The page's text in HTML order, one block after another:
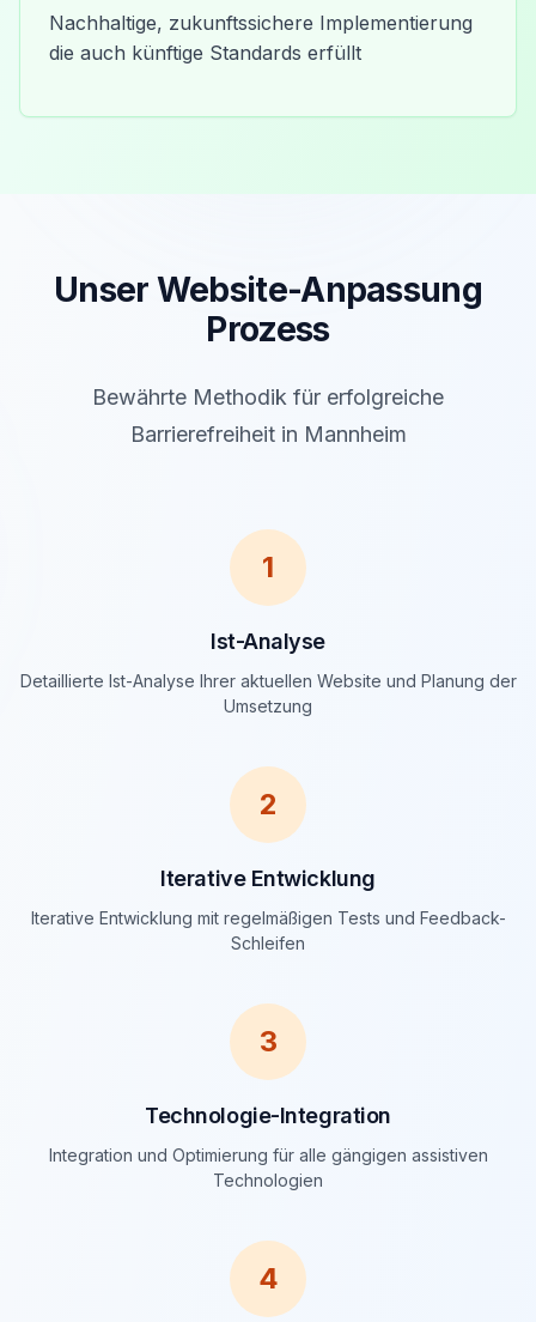
Nachhaltige, zukunftssichere Implementierung
die auch künftige Standards erfüllt
Unser Website-Anpassung
Prozess
Bewährte Methodik für erfolgreiche
Barrierefreiheit in Mannheim
1
Ist-Analyse
Detaillierte Ist-Analyse Ihrer aktuellen Website und Planung der
Umsetzung
2
Iterative Entwicklung
Iterative Entwicklung mit regelmäßigen Tests und Feedback-
Schleifen
3
Technologie-Integration
Integration und Optimierung für alle gängigen assistiven
Technologien
4